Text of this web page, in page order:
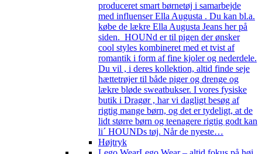
produceret smart børnetøj i samarbejde
med influenser Ella Augusta . Du kan bl.a.
købe de lækre Ella Augusta Jeans her på
siden. HOUNd er til pigen der ønsker
cool styles kombineret med et tvist af
romantik i form af fine kjoler og nederdele.
Du vil , i deres kollektion, altid finde seje
hættetrøjer til både piger og drenge og
lækre bløde sweatbukser. I vores fysiske
butik i Dragør , har vi dagligt besøg af
rigtig mange børn, og det er tydeligt, at de
lidt større børn og teenagere rigtig godt kan
li´ HOUNDs tøj. Når de nyeste…
Højtryk